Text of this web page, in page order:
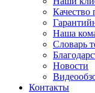
Качество
Наша
Словарь
Новости
Контакты